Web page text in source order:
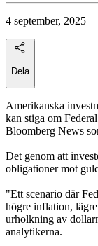
4 september, 2025
Dela
Amerikanska
kan stiga om
Bloomberg News
Det genom att
obligationer mot
"Ett scenario där
högre inflation,
urholkning av
analytikerna.